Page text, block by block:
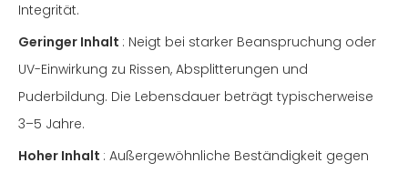
Integrität.
Geringer Inhalt : Neigt bei starker Beanspruchung oder
UV-Einwirkung zu Rissen, Absplitterungen und
Puderbildung. Die Lebensdauer beträgt typischerweise
3–5 Jahre.
Hoher Inhalt : Außergewöhnliche Beständigkeit gegen